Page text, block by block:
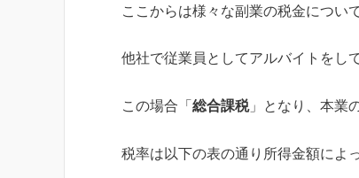
ここからは様々な副業の税金につい
他社で従業員としてアルバイトをし
この場合「 総合課税」となり、本業
税率は以下の表の通り所得金額によ